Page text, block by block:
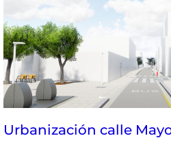
Urbanización calle